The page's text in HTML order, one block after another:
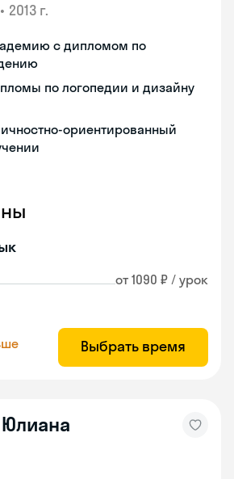
• 2013 г.
с дипломом по
по логопедии и дизайну
ориентированный
от 1090 ₽ / урок
Выбрать время
Юлиана